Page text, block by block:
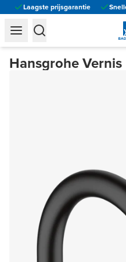
Laagste prijsgarantie
Hansgrohe